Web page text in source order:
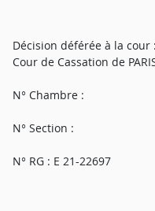
Décision déférée à la
Cour de Cassation de
N° Chambre :
N° Section :
N° RG : E 21-22697